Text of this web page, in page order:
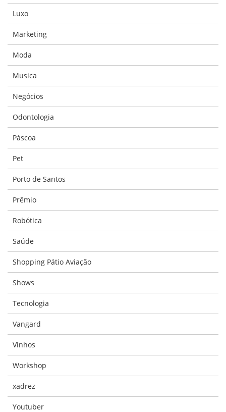
Luxo
Marketing
Moda
Musica
Negócios
Odontologia
Páscoa
Pet
Porto de Santos
Prêmio
Robótica
Saúde
Shopping Pátio Aviação
Shows
Tecnologia
Vangard
Vinhos
Workshop
xadrez
Youtuber